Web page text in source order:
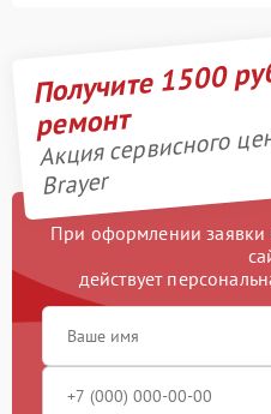
Получите 1500
ремонт
Акция сервисного
Brayer
При оформлении заявки
действует